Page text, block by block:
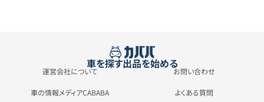
車を探す出品を始める
運営会社について お問い合わせ
車の情報メディアCABABA よくある質問